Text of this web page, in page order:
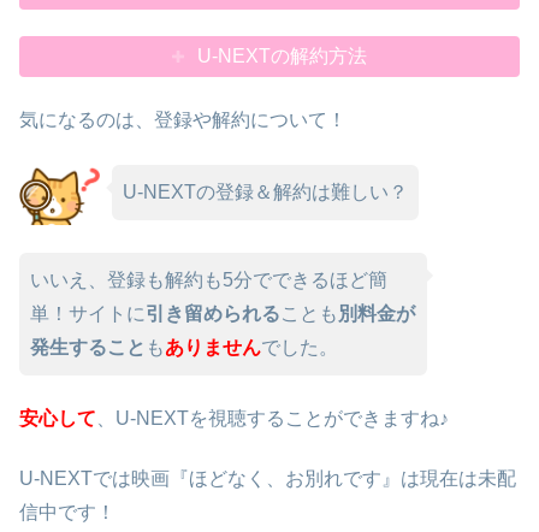
U-NEXTの解約方法
気になるのは、登録や解約について！
U-NEXTの登録＆解約は難しい？
いいえ、登録も解約も5分でできるほど簡
単！サイトに引き留められることも 別料金が
発生すること もありませんでした。
安心して 、U-NEXTを視聴することができますね♪
U-NEXTでは映画『ほどなく、お別れです』は現在は未配
信中です！